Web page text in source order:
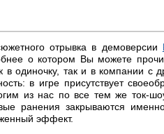
отрывка в демоверсии
о котором Вы можете
в одиночку, так и в компании с
в игре присутствует
из нас по все тем же ток-
ранения закрываются
эффект.